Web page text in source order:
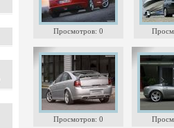
Просмотров: 0
Просмотров: 0